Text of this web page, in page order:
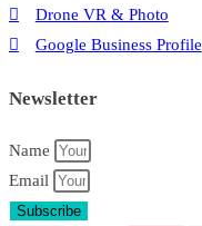
Drone VR & Photo
Google Business Profile
Newsletter
Name
Email
Subscribe